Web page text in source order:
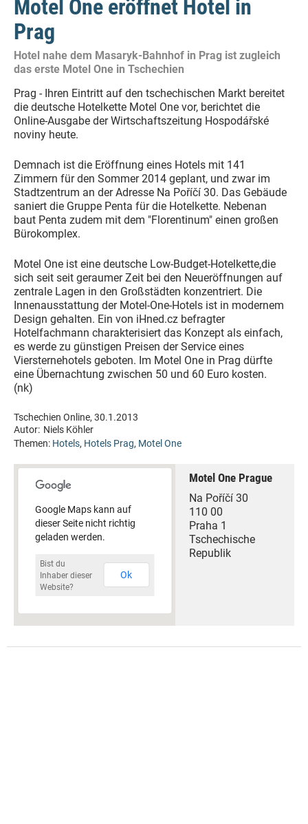
Motel One eröffnet Hotel in
Prag
Hotel nahe dem Masaryk-Bahnhof in Prag ist zugleich
das erste Motel One in Tschechien
Prag - Ihren Eintritt auf den tschechischen Markt bereitet
die deutsche Hotelkette Motel One vor, berichtet die
Online-Ausgabe der Wirtschaftszeitung Hospodářské
noviny heute.
Demnach ist die Eröffnung eines Hotels mit 141
Zimmern für den Sommer 2014 geplant, und zwar im
Stadtzentrum an der Adresse Na Poříčí 30. Das Gebäude
saniert die Gruppe Penta für die Hotelkette. Nebenan
baut Penta zudem mit dem "Florentinum" einen großen
Bürokomplex.
Motel One ist eine deutsche Low-Budget-Hotelkette,die
sich seit seit geraumer Zeit bei den Neueröffnungen auf
zentrale Lagen in den Großstädten konzentriert. Die
Innenausstattung der Motel-One-Hotels ist in modernem
Design gehalten. Ein von iHned.cz befragter
Hotelfachmann charakterisiert das Konzept als einfach,
es werde zu günstigen Preisen der Service eines
Viersternehotels geboten. Im Motel One in Prag dürfte
eine Übernachtung zwischen 50 und 60 Euro kosten.
(nk)
Tschechien Online, 30.1.2013
Autor: Niels Köhler
Themen: Hotels, Hotels Prag, Motel One
Google Maps kann auf
dieser Seite nicht richtig
geladen werden.
Bist du
Inhaber dieser
Website?
Ok
Motel One Prague
Na Poříčí 30
110 00
Praha 1
Tschechische
Republik